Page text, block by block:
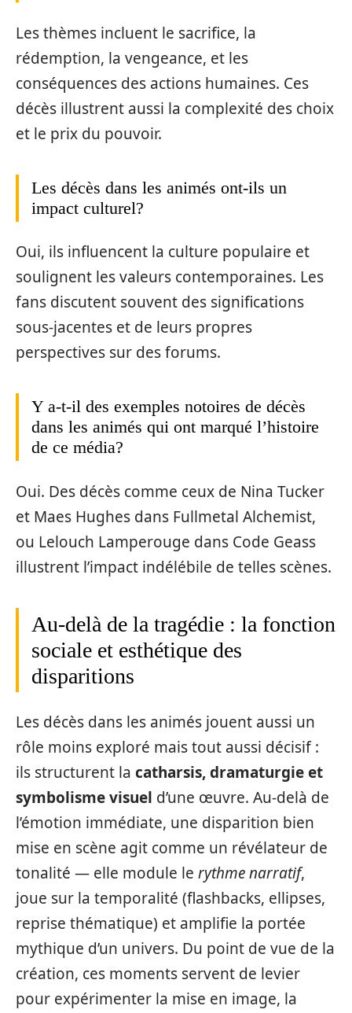
Les thèmes incluent le sacrifice, la
rédemption, la vengeance, et les
conséquences des actions humaines. Ces
décès illustrent aussi la complexité des choix
et le prix du pouvoir.
Les décès dans les animés ont-ils un
impact culturel?
Oui, ils influencent la culture populaire et
soulignent les valeurs contemporaines. Les
fans discutent souvent des significations
sous-jacentes et de leurs propres
perspectives sur des forums.
Y a-t-il des exemples notoires de décès
dans les animés qui ont marqué l’histoire
de ce média?
Oui. Des décès comme ceux de Nina Tucker
et Maes Hughes dans Fullmetal Alchemist,
ou Lelouch Lamperouge dans Code Geass
illustrent l’impact indélébile de telles scènes.
Au‑delà de la tragédie : la fonction
sociale et esthétique des
disparitions
Les décès dans les animés jouent aussi un
rôle moins exploré mais tout aussi décisif :
ils structurent la catharsis, dramaturgie et
symbolisme visuel d’une œuvre. Au‑delà de
l’émotion immédiate, une disparition bien
mise en scène agit comme un révélateur de
tonalité — elle module le rythme narratif,
joue sur la temporalité (flashbacks, ellipses,
reprise thématique) et amplifie la portée
mythique d’un univers. Du point de vue de la
création, ces moments servent de levier
pour expérimenter la mise en image, la